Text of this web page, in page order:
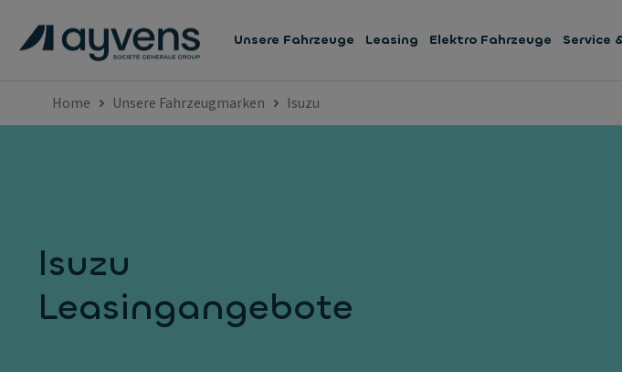
Unsere Fahrzeuge Leasing Elektro Fahrzeuge Service
Home Unsere Fahrzeugmarken Isuzu
Isuzu
Leasingangebote